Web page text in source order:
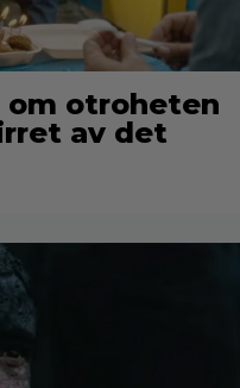
om otroheten
av det